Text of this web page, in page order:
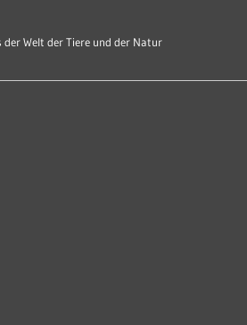
der Welt der Tiere und der Natur